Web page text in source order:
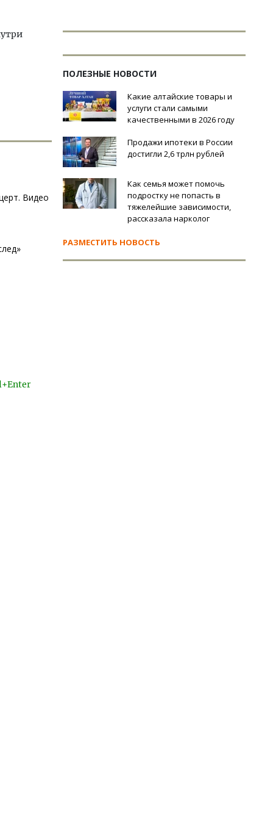
Видео
ПОЛЕЗНЫЕ НОВОСТИ
Какие алтайские товары и
услуги стали самыми
качественными в 2026 году
Продажи ипотеки в России
достигли 2,6 трлн рублей
Как семья может помочь
подростку не попасть в
тяжелейшие зависимости,
рассказала нарколог
РАЗМЕСТИТЬ НОВОСТЬ